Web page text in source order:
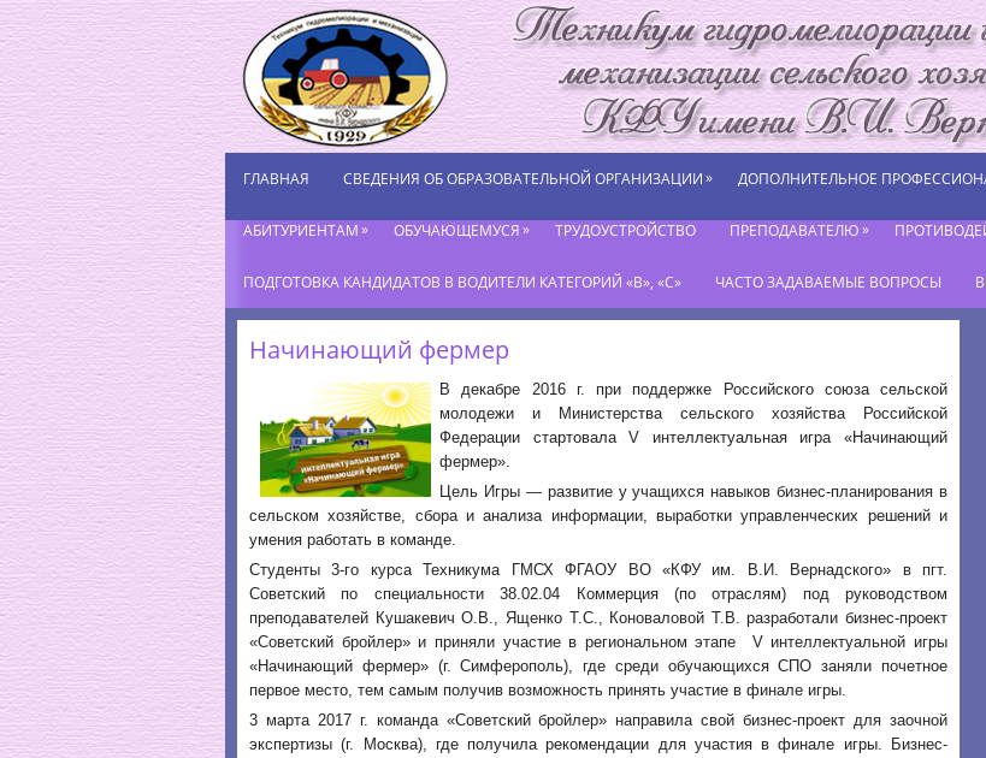
ГЛАВНАЯ СВЕДЕНИЯ ОБ ОБРАЗОВАТЕЛЬНОЙ ОРГАНИЗАЦИИ» ДОПОЛНИТЕЛЬНОЕ
АБИТУРИЕНТАМ» ОБУЧАЮЩЕМУСЯ» ТРУДОУСТРОЙСТВО ПРЕПОДАВАТЕЛЮ»
ПОДГОТОВКА КАНДИДАТОВ В ВОДИТЕЛИ КАТЕГОРИЙ «В», «С» ЧАСТО ЗАДАВАЕМЫЕ ВОПРОСЫ
Начинающий фермер
В декабре 2016 г. при поддержке Российского союза сельской
молодежи и Министерства сельского хозяйства Российской
Федерации стартовала V интеллектуальная игра «Начинающий
фермер».
Цель Игры — развитие у учащихся навыков бизнес-планирования в
сельском хозяйстве, сбора и анализа информации, выработки управленческих решений и
умения работать в команде.
Студенты 3-го курса Техникума ГМСХ ФГАОУ ВО «КФУ им. В.И. Вернадского» в пгт.
Советский по специальности 38.02.04 Коммерция (по отраслям) под руководством
преподавателей Кушакевич О.В., Ященко Т.С., Коноваловой Т.В. разработали бизнес-проект
«Советский бройлер» и приняли участие в региональном этапе V интеллектуальной игры
«Начинающий фермер» (г. Симферополь), где среди обучающихся СПО заняли почетное
первое место, тем самым получив возможность принять участие в финале игры.
3 марта 2017 г. команда «Советский бройлер» направила свой бизнес-проект для заочной
экспертизы (г. Москва), где получила рекомендации для участия в финале игры. Бизнес-